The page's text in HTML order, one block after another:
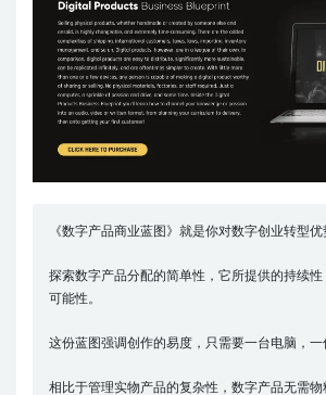
《数字产品商业蓝图》就是你对数字创业转型优
探索数字产品分配的简单性，它所提供的持续性
可能性。
这份蓝图强调创作的易度，只需要一台电脑，一
相比于管理实物产品的复杂性，数字产品无需